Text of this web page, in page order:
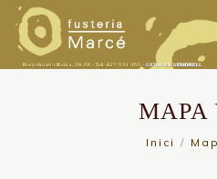
MAPA
Inici